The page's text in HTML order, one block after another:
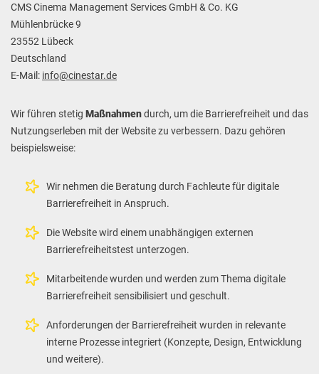
CMS Cinema Management Services GmbH & Co. KG
Mühlenbrücke 9
23552 Lübeck
Deutschland
E-Mail: info@cinestar.de
Wir führen stetig Maßnahmendurch, um die Barrierefreiheit und das
Nutzungserleben mit der Website zu verbessern. Dazu gehören
beispielsweise:
Wir nehmen die Beratung durch Fachleute für digitale
Barrierefreiheit in Anspruch.
Die Website wird einem unabhängigen externen
Barrierefreiheitstest unterzogen.
Mitarbeitende wurden und werden zum Thema digitale
Barrierefreiheit sensibilisiert und geschult.
Anforderungen der Barrierefreiheit wurden in relevante
interne Prozesse integriert (Konzepte, Design, Entwicklung
und weitere).